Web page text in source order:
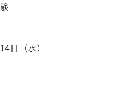
日（水）